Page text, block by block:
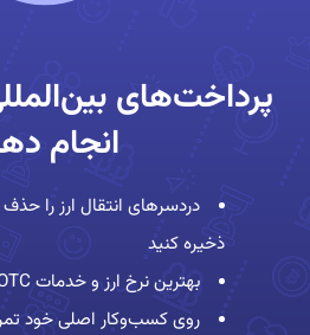
پرداخت‌های
انجام
دردسرهای انتقال ارز را
ذخیره کنید
بهترین نرخ ارز و خدمات OTC ما را دریافت کنید
روی کسب‌وکار اصلی خود